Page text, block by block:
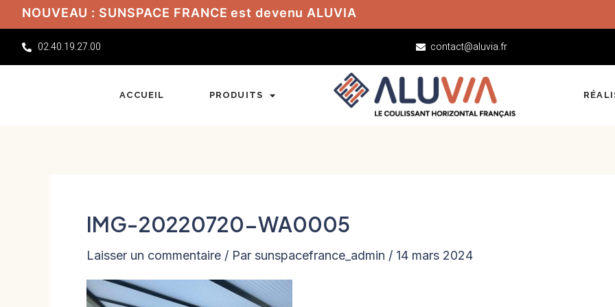
Aller
au
contenu
NOUVEAU : SUNSPACE FRANCE est devenu ALUVIA
02.40.19.27.00 contact@aluvia.fr
ACCUEIL PRODUITS
IMG-20220720-WA0005
Laisser un commentaire / Par sunspacefrance_admin / 14 mars 2024